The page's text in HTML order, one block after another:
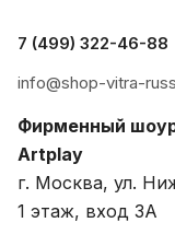
7 (499) 322-46-88
info@shop-vitra-
Фирменный
Artplay
г. Москва, ул.
1 этаж, вход 3A